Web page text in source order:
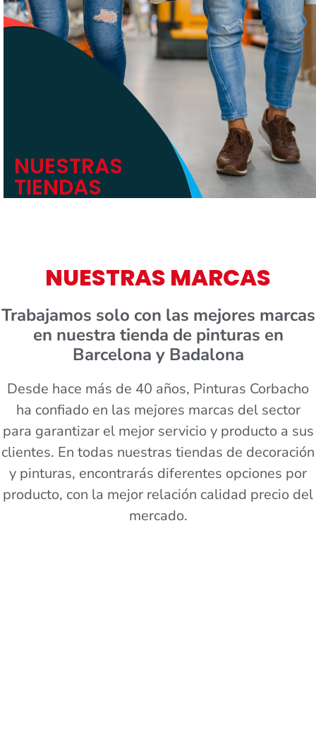
NUESTRAS
TIENDAS
NUESTRAS MARCAS
Trabajamos solo con las mejores marcas
en nuestra tienda de pinturas en
Barcelona y Badalona
Desde hace más de 40 años, Pinturas Corbacho
ha confiado en las mejores marcas del sector
para garantizar el mejor servicio y producto a sus
clientes. En todas nuestras tiendas de decoración
y pinturas, encontrarás diferentes opciones por
producto, con la mejor relación calidad precio del
mercado.